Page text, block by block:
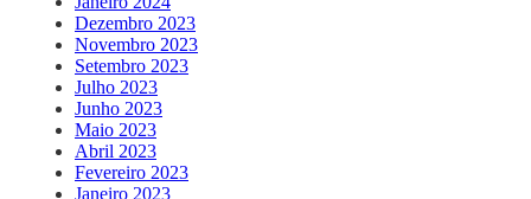
Dezembro 2023
Novembro 2023
Setembro 2023
Julho 2023
Junho 2023
Maio 2023
Abril 2023
Fevereiro 2023
Janeiro 2023